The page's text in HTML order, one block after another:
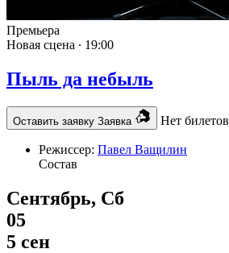
Премьера
Новая сцена ∙ 19:00
Пыль да небыль
Оставить заявку Заявка Нет билетов
Режиссер: Павел Ващилин
Состав
Сентябрь, Сб
05
5 сен